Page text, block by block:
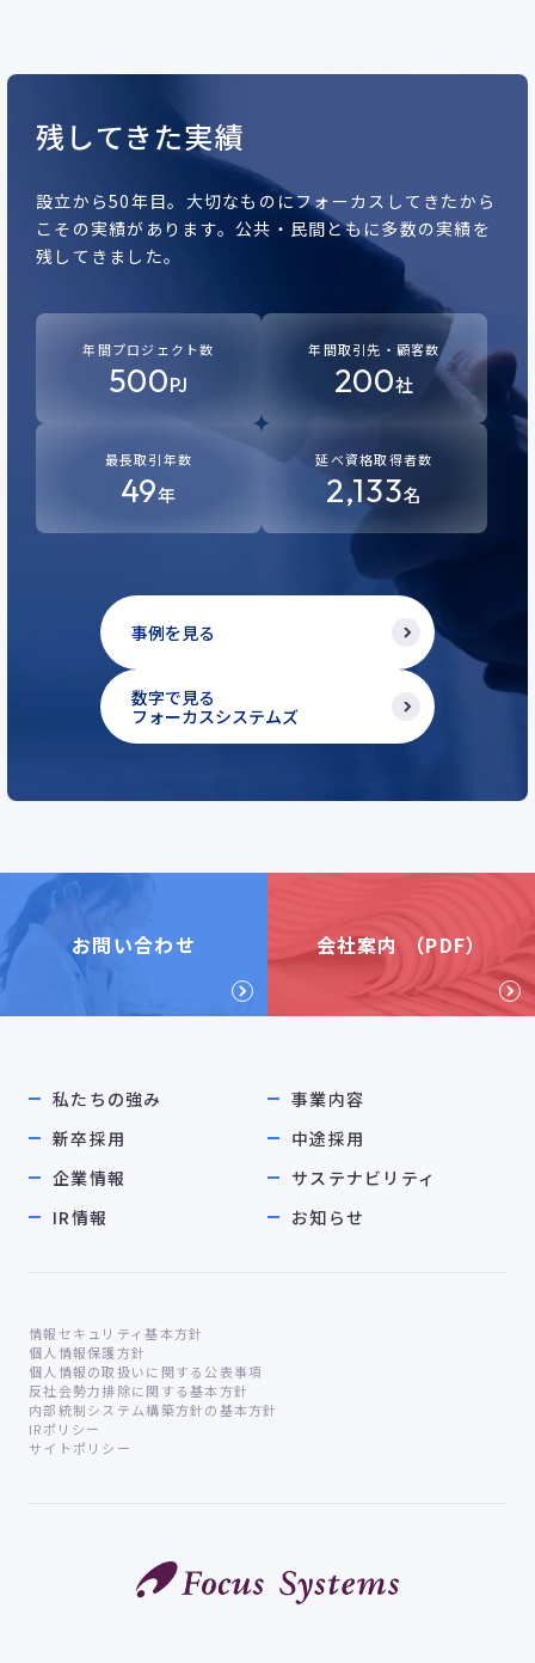
残してきた実績
設立から50年目。 大切なものにフォーカスしてきたから
こその実績があります。 公共・民間ともに多数の実績を
残してきました。
事例を見る
数字で見る
フォーカスシステムズ
年間プロジェクト数
500PJ
年間取引先・顧客数
200社
最長取引年数
49年
延べ資格取得者数
2,133名
お問い合わせ 会社案内 （PDF）
私たちの強み
事業内容
新卒採用
中途採用
企業情報
サステナビリティ
IR情報
お知らせ
情報セキュリティ基本方針
個人情報保護方針
個人情報の取扱いに関する公表事項
反社会勢力排除に関する基本方針
内部統制システム構築方針の基本方針
IRポリシー
サイトポリシー